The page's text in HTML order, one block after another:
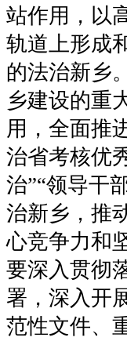
站作用，以
轨道上形成
的法治新乡
乡建设的重
用，全面推
治省考核优
治”“领导干
治新乡，推
心竞争力和
要深入贯彻
署，深入开
范性文件、